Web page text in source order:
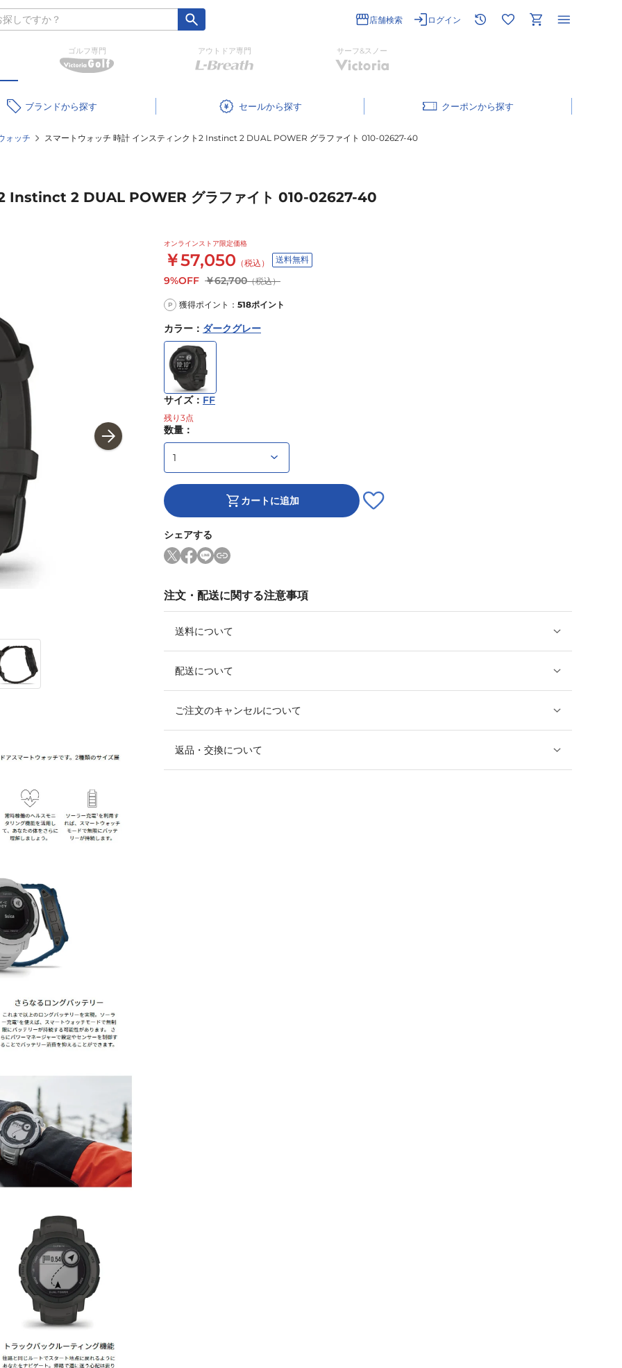
店舗検索 ログイン
ゴルフ専門 アウトドア専門 サーフ&スノー
ブランド セール クーポン
ォッチ スマートウォッチ 時計 インスティンクト2 Instinct 2 DUAL POWER グラファイト 010-02627-40
2 Instinct 2 DUAL POWER グラファイト 010-02627-40
オンラインストア限定価格
￥57,050 （税込） 送料無料
9%OFF ￥62,700（税込）
P 獲得ポイント： 518ポイント
カラー ： ダークグレー
サイズ： FF
残り 3点
数量：
カートに追加
シェアする
注文・配送に関する注意事項
送料について
配送について
ご注文のキャンセルについて
返品・交換について